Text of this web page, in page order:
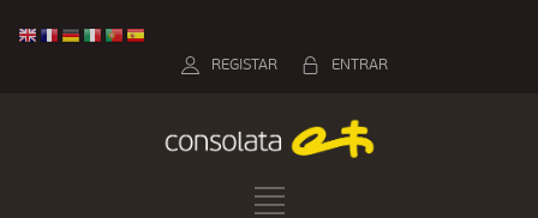
ENTRAR
REGISTAR